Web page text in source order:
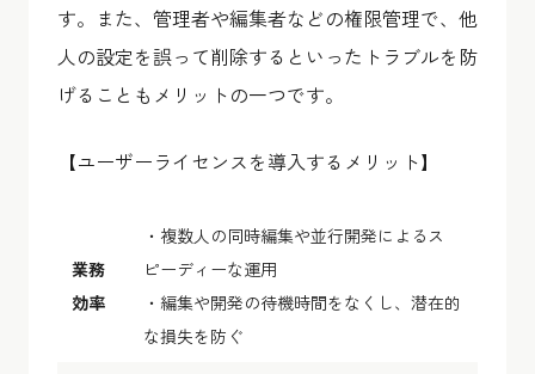
す。また、管理者や編集者などの権限管理で、他
人の設定を誤って削除するといったトラブルを防
げることもメリットの一つです。
【ユーザーライセンスを導入するメリット】
業務
効率
・複数人の同時編集や並行開発によるス
ピーディーな運用
・編集や開発の待機時間をなくし、潜在的
な損失を防ぐ